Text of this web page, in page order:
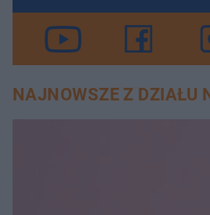
NAJNOWSZE Z DZIAŁU